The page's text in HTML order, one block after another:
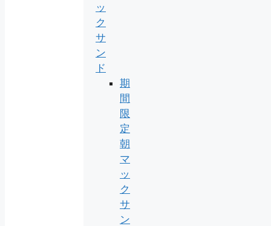
ッ
ク
サ
ン
ド
期
間
限
定
朝
マ
ッ
ク
サ
ン